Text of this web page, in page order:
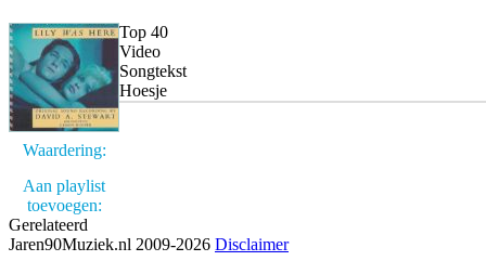
Waardering:
Aan playlist
toevoegen:
Top 40
Video
Songtekst
Hoesje
Gerelateerd
Jaren90Muziek.nl 2009-2026 Disclaimer